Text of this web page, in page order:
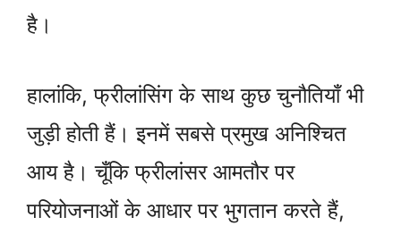
है।
हालांकि, फ्रीलांसिंग के साथ कुछ चुनौतियाँ भी
जुड़ी होती हैं। इनमें सबसे प्रमुख अनिश्चित
आय है। चूँकि फ्रीलांसर आमतौर पर
परियोजनाओं के आधार पर भुगतान करते हैं,